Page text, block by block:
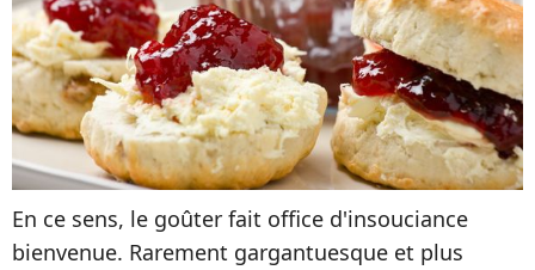
En ce sens, le goûter fait office d'insouciance
bienvenue. Rarement gargantuesque et plus